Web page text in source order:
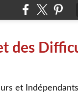
des
et